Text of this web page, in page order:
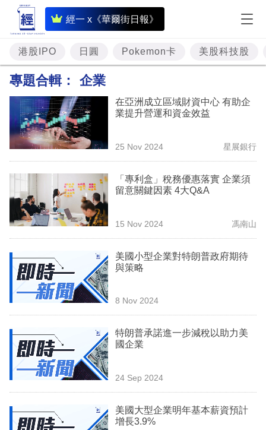
經一 x《華爾街日報》
即
時
財
經
題
投
資
樓
市
理
業
科
技
場
生
時
港股IPO 日圓 Pokemon卡 美股科技股
專題合輯： 企業
在亞洲成立區域財資中心 有助企
業提升營運和資金效益
25 Nov 2024 星展銀行
「專利盒」稅務優惠落實 企業須
留意關鍵因素 4大Q&A
15 Nov 2024 馮南山
美國小型企業對特朗普政府期待
與策略
8 Nov 2024
特朗普承諾進一步減稅以助力美
國企業
24 Sep 2024
美國大型企業明年基本薪資預計
增長3.9%